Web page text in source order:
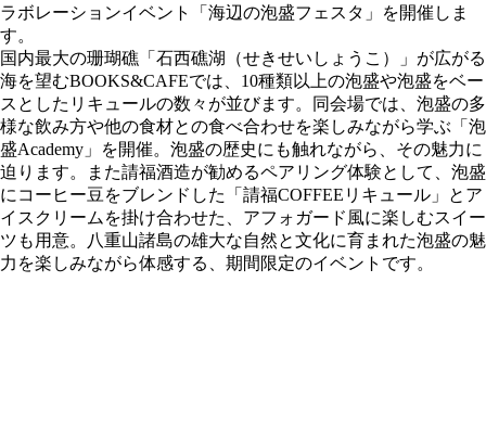
ラボレーションイベント「海辺の泡盛フェスタ」を開催しま
す。
国内最大の珊瑚礁「石西礁湖（せきせいしょうこ）」が広がる
海を望むBOOKS&CAFEでは、10種類以上の泡盛や泡盛をベー
スとしたリキュールの数々が並びます。同会場では、泡盛の多
様な飲み方や他の食材との食べ合わせを楽しみながら学ぶ「泡
盛Academy」を開催。泡盛の歴史にも触れながら、その魅力に
迫ります。また請福酒造が勧めるペアリング体験として、泡盛
にコーヒー豆をブレンドした「請福COFFEEリキュール」とア
イスクリームを掛け合わせた、アフォガード風に楽しむスイー
ツも用意。八重山諸島の雄大な自然と文化に育まれた泡盛の魅
力を楽しみながら体感する、期間限定のイベントです。